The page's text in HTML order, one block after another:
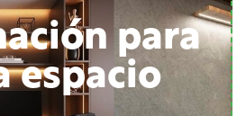
para
espacio